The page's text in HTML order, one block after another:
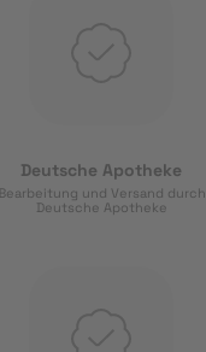
Deutsche Apotheke
Bearbeitung und Versand durch
Deutsche Apotheke